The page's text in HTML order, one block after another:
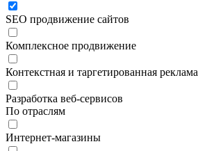
SEO продвижение сайтов
Комплексное продвижение
Контекстная и таргетированная реклама
Разработка веб-сервисов
По отраслям
Интернет-магазины